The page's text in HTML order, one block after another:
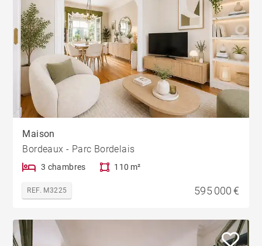
Maison
Bordeaux - Parc Bordelais
3 chambres 110 m²
REF. M3225 595 000 €